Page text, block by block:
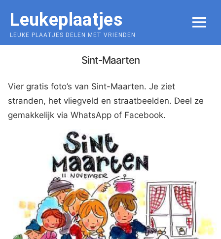
content
Leukeplaatjes
LEUKE PLAATJES DELEN MET VRIENDEN
MENU
Sint-Maarten
Vier gratis foto’s van Sint-Maarten. Je ziet
stranden, het vliegveld en straatbeelden. Deel ze
gemakkelijk via WhatsApp of Facebook.